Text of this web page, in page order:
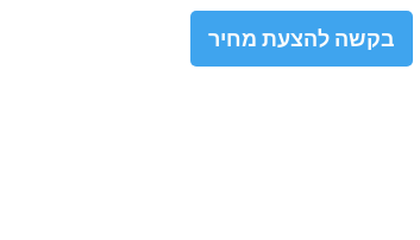
בקשה להצעת מחיר